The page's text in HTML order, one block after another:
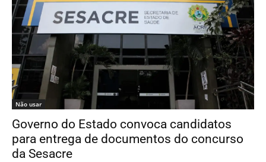
Não usar
Governo do Estado convoca candidatos
para entrega de documentos do concurso
da Sesacre